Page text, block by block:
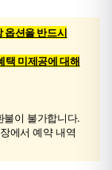
옵션을 반드시
택 미제공에 대해
이 불가합니다.
에서 예약 내역